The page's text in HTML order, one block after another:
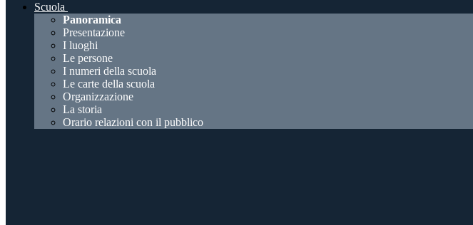
Scuola
Panoramica
Presentazione
I luoghi
Le persone
I numeri della scuola
Le carte della scuola
Organizzazione
La storia
Orario relazioni con il pubblico